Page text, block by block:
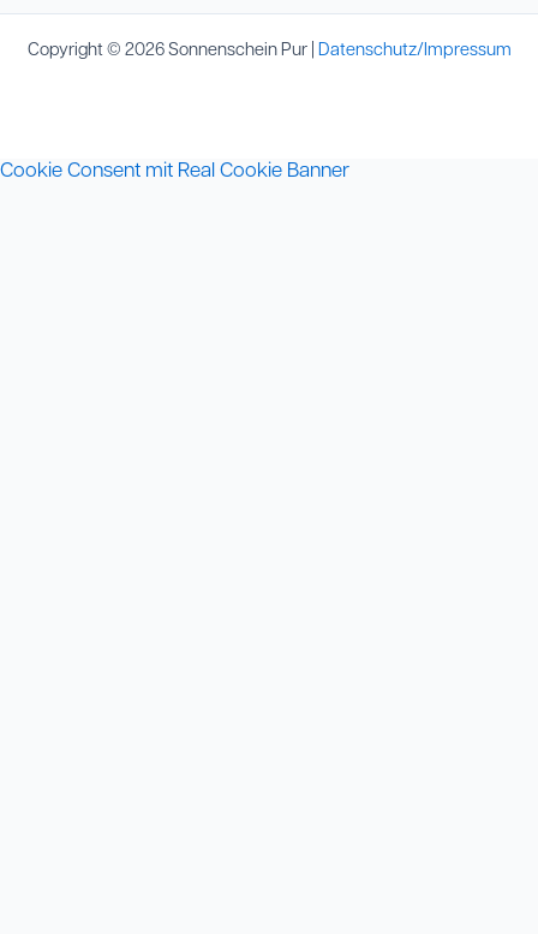
Copyright © 2026 Sonnenschein Pur | Datenschutz/Impressum
Cookie Consent mit Real Cookie Banner